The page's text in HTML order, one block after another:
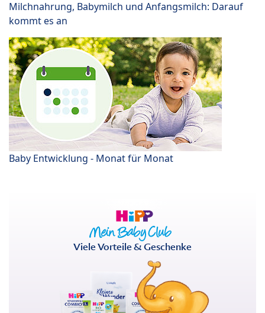
Milchnahrung, Babymilch und Anfangsmilch: Darauf
kommt es an
Baby Entwicklung - Monat für Monat
Viele Vorteile & Geschenke